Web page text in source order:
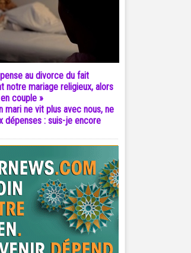
au divorce du fait
notre mariage religieux, alors
couple »
mari ne vit plus avec nous, ne
dépenses : suis-je encore